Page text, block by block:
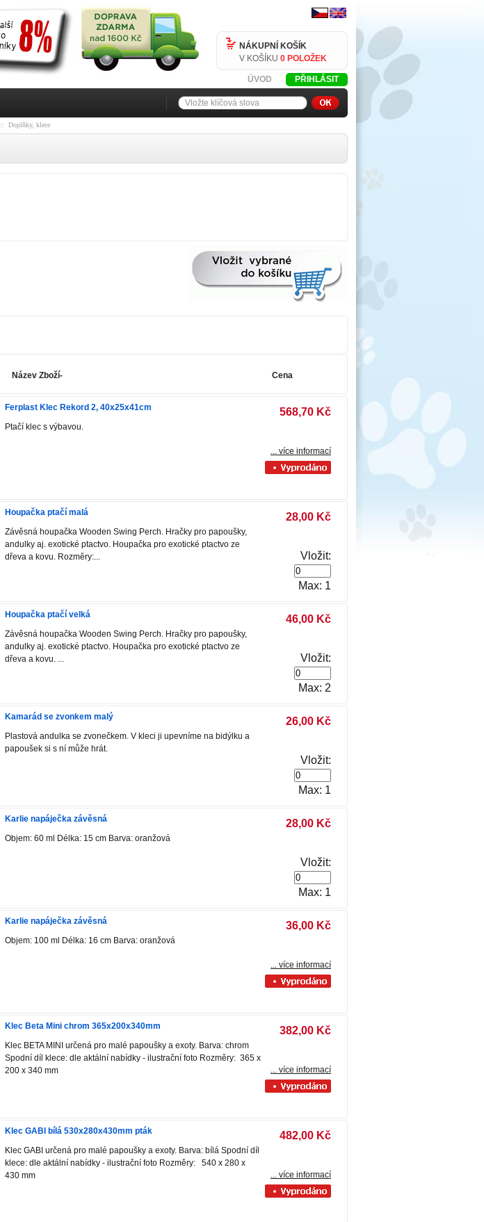
NÁKUPNÍ KOŠÍK
V KOŠÍKU 0 POLOŽEK
PŘIHLÁSIT
ÚVOD
:: Doplňky, klece
Název Zboží- Cena
Ferplast Klec Rekord 2, 40x25x41cm
Ptačí klec s výbavou.
568,70 Kč
... více informací
Houpačka ptačí malá
Závěsná houpačka Wooden Swing Perch. Hračky pro papoušky,
andulky aj. exotické ptactvo. Houpačka pro exotické ptactvo ze
dřeva a kovu. Rozměry:...
28,00 Kč
Vložit:
Max: 1
Houpačka ptačí velká
Závěsná houpačka Wooden Swing Perch. Hračky pro papoušky,
andulky aj. exotické ptactvo. Houpačka pro exotické ptactvo ze
dřeva a kovu. ...
46,00 Kč
Vložit:
Max: 2
Kamarád se zvonkem malý
Plastová andulka se zvonečkem. V kleci ji upevníme na bidýlku a
papoušek si s ní může hrát.
26,00 Kč
Vložit:
Max: 1
Karlie napáječka závěsná
Objem: 60 ml Délka: 15 cm Barva: oranžová
28,00 Kč
Vložit:
Max: 1
Karlie napáječka závěsná
Objem: 100 ml Délka: 16 cm Barva: oranžová
36,00 Kč
... více informací
Klec Beta Mini chrom 365x200x340mm
Klec BETA MINI určená pro malé papoušky a exoty. Barva: chrom
Spodní díl klece: dle aktální nabídky - ilustrační foto Rozměry: 365 x
200 x 340 mm
382,00 Kč
... více informací
Klec GABI bílá 530x280x430mm pták
Klec GABI určená pro malé papoušky a exoty. Barva: bílá Spodní díl
klece: dle aktální nabídky - ilustrační foto Rozměry: 540 x 280 x
430 mm
482,00 Kč
... více informací